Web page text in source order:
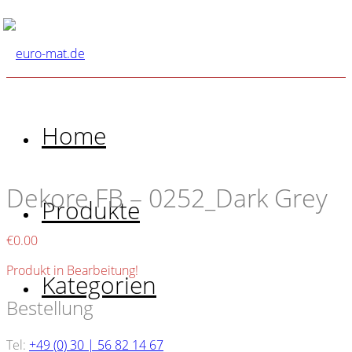
Home
Produkte
Kategorien
Dekore FB – 0252_Dark Grey
€0.00
Produkt in Bearbeitung!
Bestellung
Tel: +49 (0) 30 | 56 82 14 67